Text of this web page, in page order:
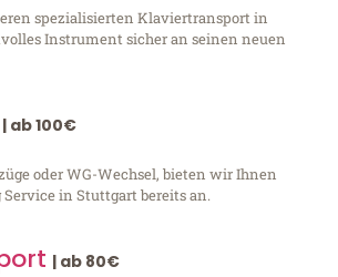
spezialisierten Klaviertransport in
Instrument sicher an seinen neuen
| ab 100€
oder WG-Wechsel, bieten wir Ihnen
in Stuttgart bereits an.
| ab 80€